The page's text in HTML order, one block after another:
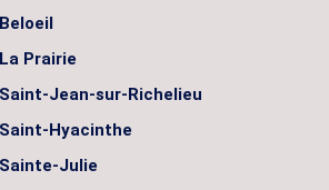
Prairie
Jean-sur-Richelieu
Hyacinthe
Julie